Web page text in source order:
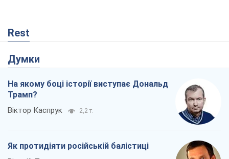
Rest
Думки
На якому боці історії виступає Дональд
Трамп?
Віктор Каспрук 2,2 т.
Як протидіяти російській балістиці